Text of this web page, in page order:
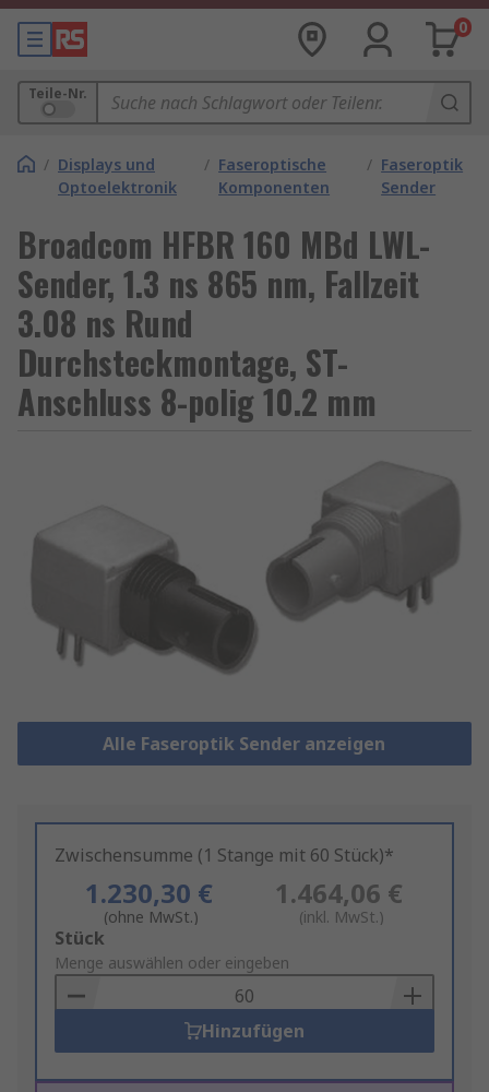
0
Teile-Nr.
/ Displays und
Optoelektronik
/ Faseroptische
Komponenten
/ Faseroptik
Sender
Broadcom HFBR 160 MBd LWL-
Sender, 1.3 ns 865 nm, Fallzeit
3.08 ns Rund
Durchsteckmontage, ST-
Anschluss 8-polig 10.2 mm
Alle Faseroptik Sender anzeigen
Zwischensumme (1 Stange mit 60 Stück)*
1.230,30 €
(ohne MwSt.)
1.464,06 €
(inkl. MwSt.)
Add
to
Basket
Stück
Menge auswählen oder eingeben
Hinzufügen